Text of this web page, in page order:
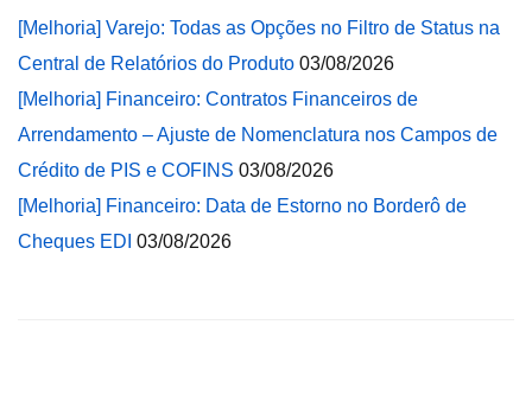
[Melhoria] Varejo: Todas as Opções no Filtro de Status na
Central de Relatórios do Produto 03/08/2026
[Melhoria] Financeiro: Contratos Financeiros de
Arrendamento – Ajuste de Nomenclatura nos Campos de
Crédito de PIS e COFINS 03/08/2026
[Melhoria] Financeiro: Data de Estorno no Borderô de
Cheques EDI 03/08/2026